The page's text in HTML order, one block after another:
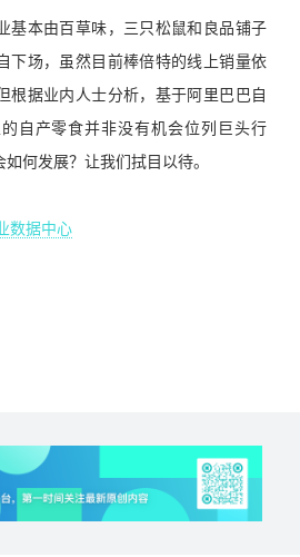
基本由百草味，三只松鼠和良品铺子
下场，虽然目前棒倍特的线上销量依
根据业内人士分析，基于阿里巴巴自
自产零食并非没有机会位列巨头行
何发展？让我们拭目以待。
数据中心